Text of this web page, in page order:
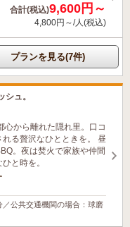
合計(税込)9,600円～
4,800円～/人(税込)
プランを見る(7件)
ュ。
心から離れた隠れ里。口コ
る贅沢なひとときを。 昼
。夜は焚火で家族や仲間
と時を。
公共交通機関の場合：球磨